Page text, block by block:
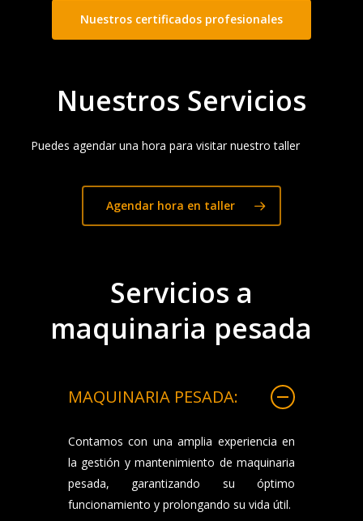
Nuestros certificados profesionales
Nuestros Servicios
Puedes agendar una hora para visitar nuestro taller
Agendar hora en taller
Servicios a
maquinaria pesada
MAQUINARIA PESADA:
Contamos con una amplia experiencia en
la gestión y mantenimiento de maquinaria
pesada, garantizando su óptimo
funcionamiento y prolongando su vida útil.